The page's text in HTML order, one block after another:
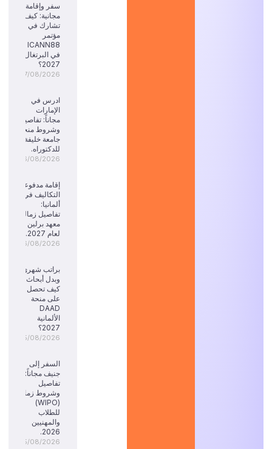
سفر وإقامة
مجانية: كيف
تشارك في
مؤتمر
ICANN88
في البرتغال
2027؟
07/08/2026
ادرس في
الإمارات
مجاناً: تفاصيل
وشروط منحة
جامعة خليفة
للدكتوراه.
06/08/2026
إقامة مدفوعة
التكاليف في
ألمانيا:
تفاصيل زمالة
معهد برلين
لعام 2027.
06/08/2026
براتب شهري
وبدل أبحاث:
كيف تحصل
على منحة
DAAD
الألمانية
2027؟
05/08/2026
السفر إلى
جنيف مجاناً:
تفاصيل
وشروط زمالة
(WIPO)
للطلاب
والمهنيين
2026.
05/08/2026